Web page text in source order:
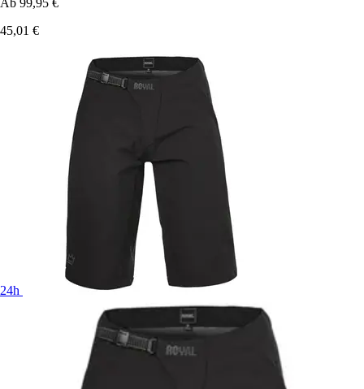
Ab 99,95 €
45,01 €
24h